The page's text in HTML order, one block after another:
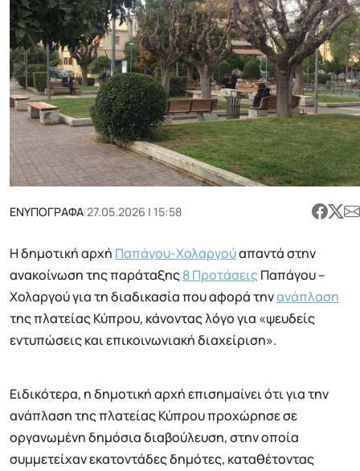
ΕΝΥΠΟΓΡΑΦΑ|27.05.2026 | 15:58
Η δημοτική αρχή Παπάγου-Χολαργούαπαντά στην
ανακοίνωση της παράταξης8 ΠροτάσειςΠαπάγου –
Χολαργού για τη διαδικασία που αφορά τηνανάπλαση
της πλατείας Κύπρου, κάνοντας λόγο για «ψευδείς
εντυπώσεις και επικοινωνιακή διαχείριση».
Ειδικότερα, η δημοτική αρχή επισημαίνει ότι για την
ανάπλαση της πλατείας Κύπρου προχώρησε σε
οργανωμένη δημόσια διαβούλευση, στην οποία
συμμετείχαν εκατοντάδες δημότες, καταθέτοντας